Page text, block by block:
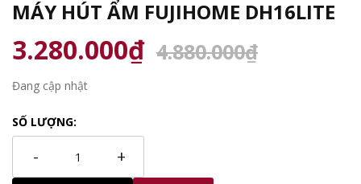
MÁY HÚT ẨM FUJIHOME DH16LITE
3.280.000₫ 4.880.000₫
Đang cập nhật
SỐ LƯỢNG:
- +